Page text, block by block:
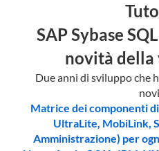
SAP Sybase
novità della
Due anni di sviluppo che
Matrice dei componenti
UltraLite, MobiLink,
Amministrazione) per